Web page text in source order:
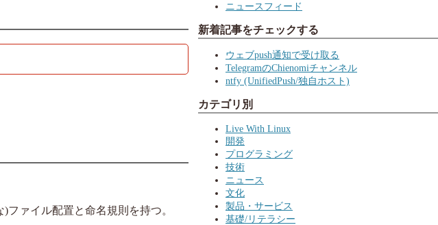
ファイル配置と命名規則を持つ。
ニュースフィード
新着記事をチェックする
ウェブpush通知で受け取る
TelegramのChienomiチャンネル
ntfy (UnifiedPush/独自ホスト)
カテゴリ別
Live With Linux
開発
プログラミング
技術
ニュース
文化
製品・サービス
基礎/リテラシー